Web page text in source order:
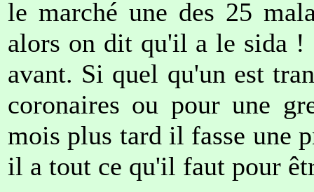
le marché une des 25
alors on dit qu'il a le sida !
avant. Si quel qu'un est
coronaires ou pour une
mois plus tard il fasse une
il a tout ce qu'il faut pour